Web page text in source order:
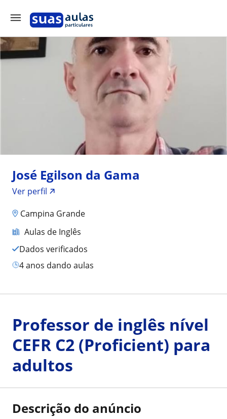
José Egilson da Gama
Ver perfil
Campina Grande
Aulas de Inglês
Dados verificados
4 anos dando aulas
Professor de inglês nível
CEFR C2 (Proficient) para
adultos
Descrição do anúncio